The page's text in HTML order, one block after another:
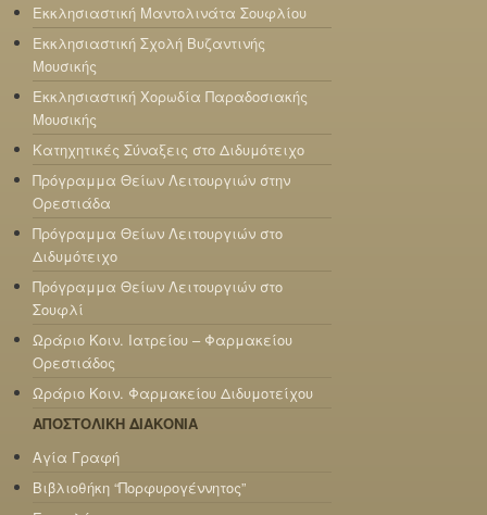
Εκκλησιαστική Μαντολινάτα Σουφλίου
Εκκλησιαστική Σχολή Βυζαντινής
Μουσικής
Εκκλησιαστική Χορωδία Παραδοσιακής
Μουσικής
Κατηχητικές Σύναξεις στο Διδυμότειχο
Πρόγραμμα Θείων Λειτουργιών στην
Ορεστιάδα
Πρόγραμμα Θείων Λειτουργιών στο
Διδυμότειχο
Πρόγραμμα Θείων Λειτουργιών στο
Σουφλί
Ωράριο Κοιν. Ιατρείου – Φαρμακείου
Ορεστιάδος
Ωράριο Κοιν. Φαρμακείου Διδυμοτείχου
ΑΠΟΣΤΟΛΙΚΗ ΔΙΑΚΟΝΙΑ
Αγία Γραφή
Βιβλιοθήκη “Πορφυρογέννητος”